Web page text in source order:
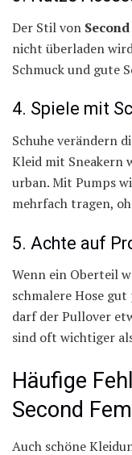
Der Stil von
nicht überladen
Schmuck und gute
4. Spiele mit
Schuhe verändern
Kleid mit Sneakern
urban. Mit Pumps
mehrfach tragen,
5. Achte auf
Wenn ein Oberteil
schmalere Hose
darf der Pullover
sind oft wichtiger
Häufige
Second
Auch schöne